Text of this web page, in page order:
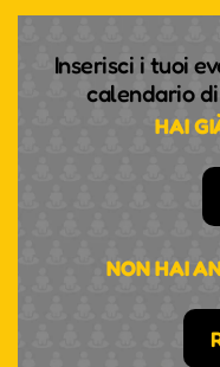
Inserisci i tuoi
calendario
HAI
NON HAI